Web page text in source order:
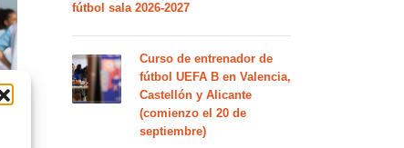
fútbol sala 2026-2027
Curso de entrenador de
fútbol UEFA B en Valencia,
Castellón y Alicante
(comienzo el 20 de
septiembre)